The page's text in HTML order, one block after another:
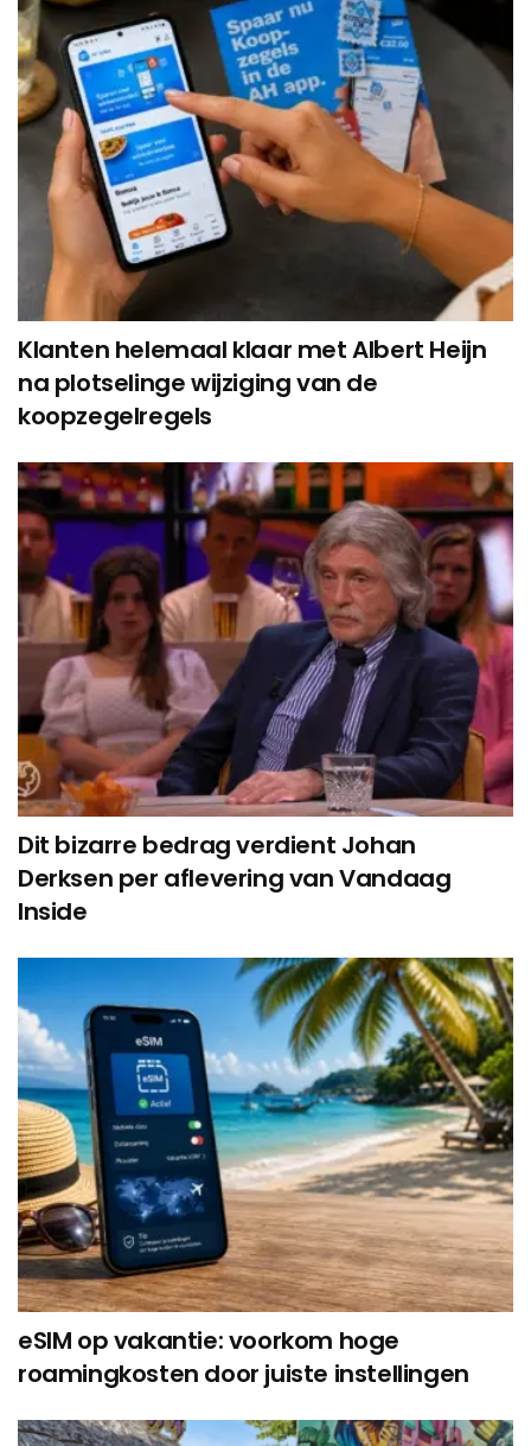
Klanten helemaal klaar met Albert Heijn
na plotselinge wijziging van de
koopzegelregels
Dit bizarre bedrag verdient Johan
Derksen per aflevering van Vandaag
Inside
eSIM op vakantie: voorkom hoge
roamingkosten door juiste instellingen